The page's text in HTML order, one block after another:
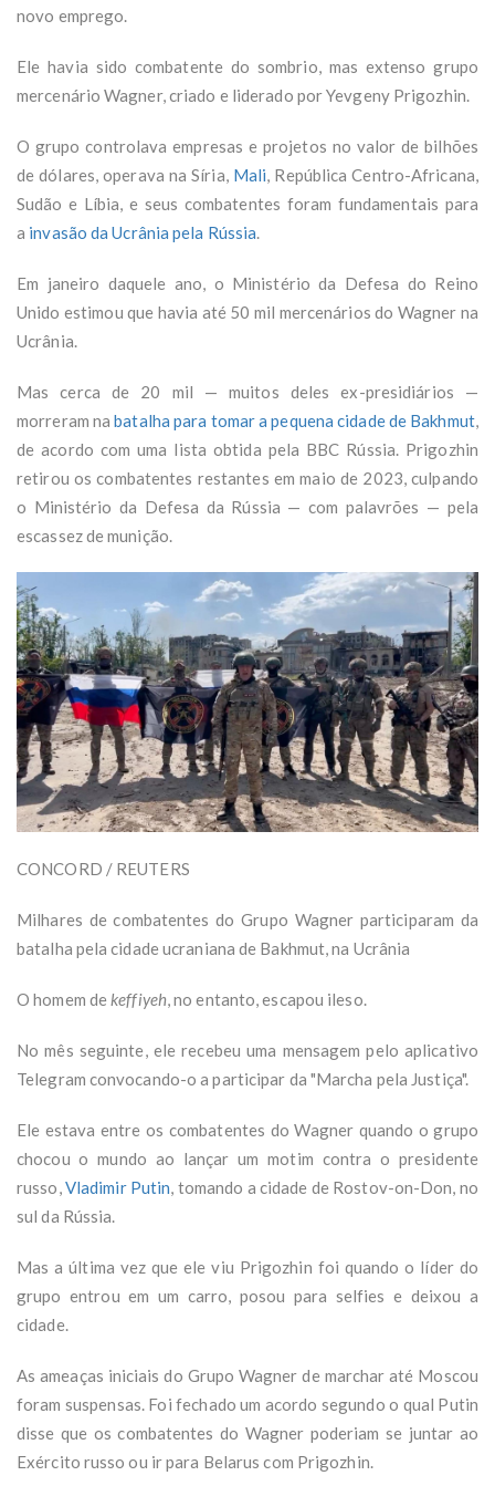
novo emprego.
Ele havia sido combatente do sombrio, mas extenso grupo
mercenário Wagner, criado e liderado por Yevgeny Prigozhin.
O grupo controlava empresas e projetos no valor de bilhões
de dólares, operava na Síria, Mali , República Centro-Africana,
Sudão e Líbia, e seus combatentes foram fundamentais para
a invasão da Ucrânia pela Rússia
Em janeiro daquele ano, o Ministério da Defesa do Reino
Unido estimou que havia até 50 mil mercenários do Wagner na
Ucrânia.
Mas cerca de 20 mil — muitos deles ex-presidiários —
morreram nabatalha para tomar a pequena cidade de Bakhmut,
de acordo com uma lista obtida pela BBC Rússia. Prigozhin
retirou os combatentes restantes em maio de 2023, culpando
o Ministério da Defesa da Rússia — com palavrões — pela
escassez de munição.
CONCORD / REUTERS
Milhares de combatentes do Grupo Wagner participaram da
batalha pela cidade ucraniana de Bakhmut, na Ucrânia
O homem dekeffiyeh, no entanto, escapou ileso.
No mês seguinte, ele recebeu uma mensagem pelo aplicativo
Telegram convocando-o a participar da "Marcha pela Justiça".
Ele estava entre os combatentes do Wagner quando o grupo
chocou o mundo ao lançar um motim contra o presidente
russo,Vladimir Putin, tomando a cidade de Rostov-on-Don, no
sul da Rússia.
Mas a última vez que ele viu Prigozhin foi quando o líder do
grupo entrou em um carro, posou para selfies e deixou a
cidade.
As ameaças iniciais do Grupo Wagner de marchar até Moscou
foram suspensas. Foi fechado um acordo segundo o qual Putin
disse que os combatentes do Wagner poderiam se juntar ao
Exército russo ou ir para Belarus com Prigozhin.